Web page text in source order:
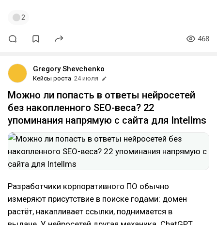
2
468
Gregory Shevchenko
Кейсы роста 24 июля
Можно ли попасть в ответы нейросетей
без накопленного SEO-веса? 22
упоминания напрямую с сайта для Intellms
Разработчики корпоративного ПО обычно
измеряют присутствие в поиске годами: домен
растёт, накапливает ссылки, поднимается в